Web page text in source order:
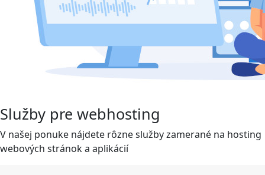
Služby pre webhosting
V našej ponuke nájdete rôzne služby zamerané na hosting
webových stránok a aplikácií